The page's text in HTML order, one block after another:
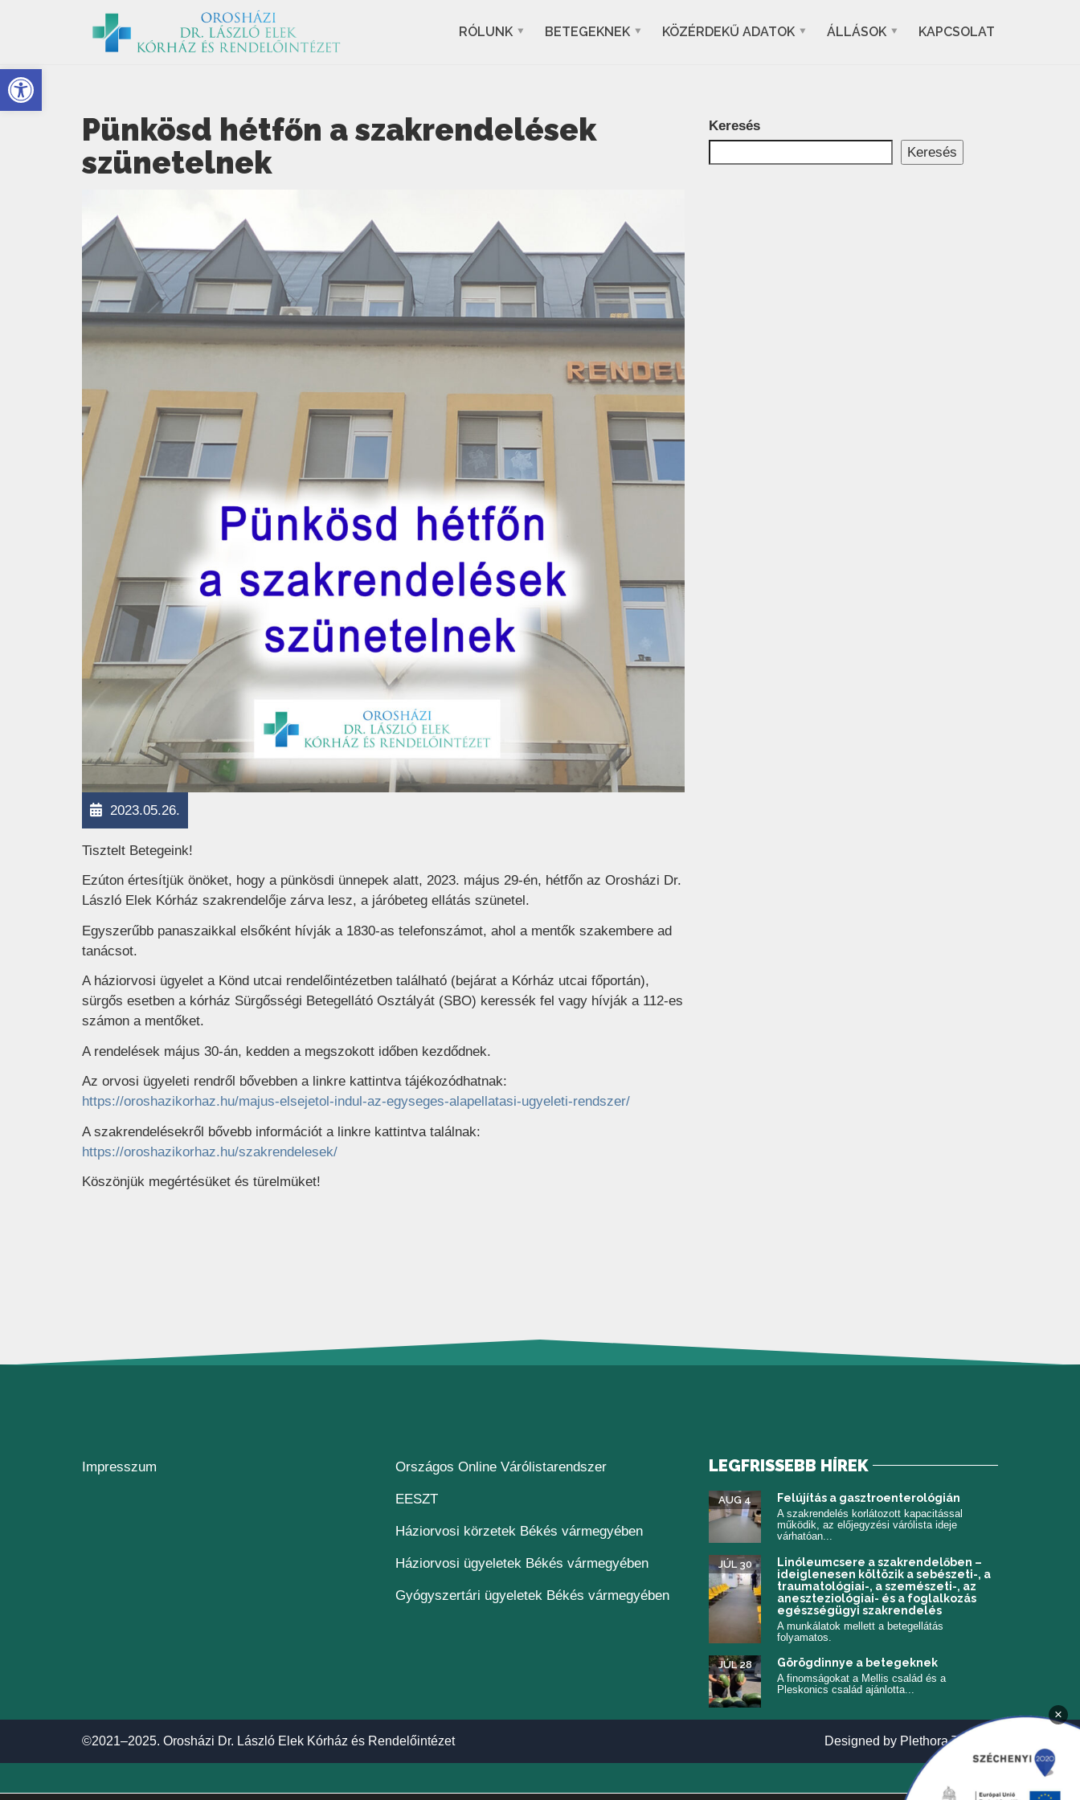
Eszköztár megnyitása
RÓLUNK BETEGEKNEK KÖZÉRDEKŰ ADATOK ÁLLÁSOK KAPCSOLAT
Pünkösd hétfőn a szakrendelések
szünetelnek
2023.05.26.
Tisztelt Betegeink!
Ezúton értesítjük önöket, hogy a pünkösdi ünnepek alatt, 2023. május 29-én, hétfőn az Orosházi Dr.
László Elek Kórház szakrendelője zárva lesz, a járóbeteg ellátás szünetel.
Egyszerűbb panaszaikkal elsőként hívják a 1830-as telefonszámot, ahol a mentők szakembere ad
tanácsot.
A háziorvosi ügyelet a Könd utcai rendelőintézetben található (bejárat a Kórház utcai főportán),
sürgős esetben a kórház Sürgősségi Betegellátó Osztályát (SBO) keressék fel vagy hívják a 112-es
számon a mentőket.
A rendelések május 30-án, kedden a megszokott időben kezdődnek.
Az orvosi ügyeleti rendről bővebben a linkre kattintva tájékozódhatnak:
https://oroshazikorhaz.hu/majus-elsejetol-indul-az-egyseges-alapellatasi-ugyeleti-rendszer/
A szakrendelésekről bővebb információt a linkre kattintva találnak:
https://oroshazikorhaz.hu/szakrendelesek/
Köszönjük megértésüket és türelmüket!
Keresés
Keresés
Impresszum Országos Online Várólistarendszer(új ablakban nyílik meg)
EESZT(új ablakban nyílik meg)
Háziorvosi körzetek Békés vármegyében
Háziorvosi ügyeletek Békés vármegyében
Gyógyszertári ügyeletek Békés vármegyében
LEGFRISSEBB HÍREK
Felújítás a gasztroenterológián
AUG 4
A szakrendelés korlátozott kapacitással
működik, az előjegyzési várólista ideje
várhatóan...
Linóleumcsere a szakrendelőben –
ideiglenesen költözik a sebészeti-, a
traumatológiai-, a szemészeti-, az
aneszteziológiai- és a foglalkozás
egészségügyi szakrendelés
JÚL 30
A munkálatok mellett a betegellátás
folyamatos.
Görögdinnye a betegeknek
JÚL 28
A finomságokat a Mellis család és a
Pleskonics család ajánlotta...
©2021–2025. Orosházi Dr. László Elek Kórház és Rendelőintézet Designed by Plethora Themes
×